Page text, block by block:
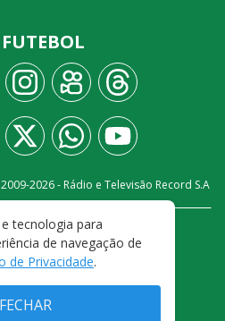
FUTEBOL
2026- Rádio e Televisão Record S.A
PRIVACIDADE
DE USO
tecnologia para
de navegação de
de Privacidade.
FECHAR